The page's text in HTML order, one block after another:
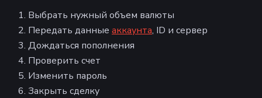
Выбрать нужный объем валюты
Передать данные аккаунта, ID и сервер
Дождаться пополнения
Проверить счет
Изменить пароль
Закрыть сделку